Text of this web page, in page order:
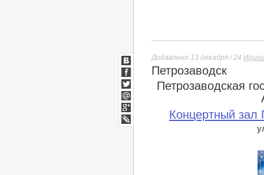
Добавлено 13 декабря / 24
Петрозаводск
Петрозаводская
Концертный зал
ВКонтакте
Facebook
Twitter
Мой
Мир
Google+
lj